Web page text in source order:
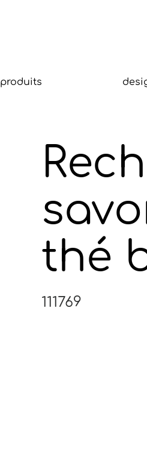
produits
thé
111769